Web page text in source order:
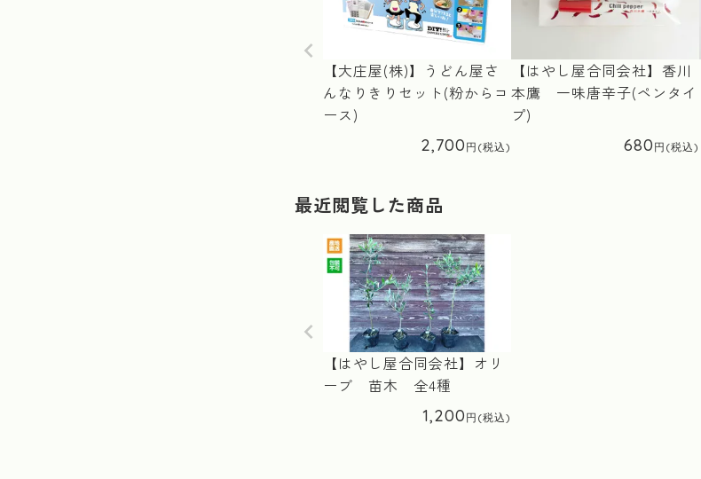
【大庄屋(株)】うどん屋さ
んなりきりセット(粉からコ
ース)
2,700
【はやし屋合同会社】香川
本鷹 一味唐辛子(ペンタイ
プ)
680
最近閲覧した商品
【はやし屋合同会社】オリ
ーブ 苗木 全4種
1,200